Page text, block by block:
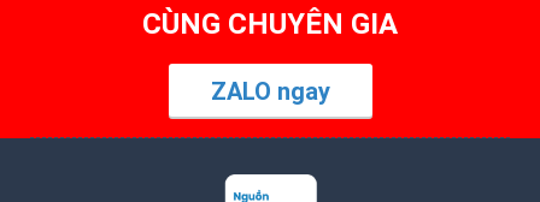
CÙNG CHUYÊN GIA
ZALO ngay